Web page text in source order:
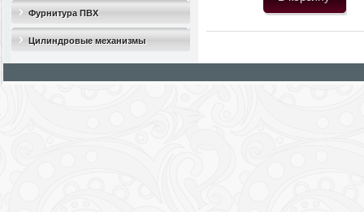
Фурнитура ПВХ
Цилиндровые механизмы